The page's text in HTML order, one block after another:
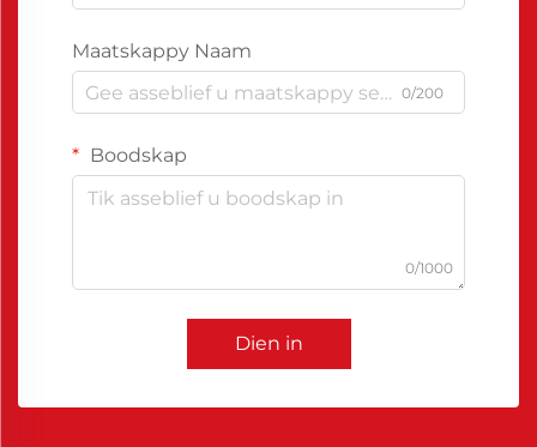
Maatskappy Naam
0/200
Boodskap
0/1000
Dien in